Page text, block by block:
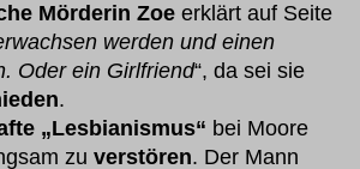
Mörderin Zoe erklärt auf Seite
werden und einen
Oder ein Girlfriend“, da sei sie
.
„Lesbianismus“ bei Moore
zuverstören. Der Mann